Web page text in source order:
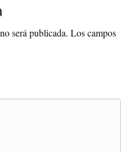
será publicada. Los campos